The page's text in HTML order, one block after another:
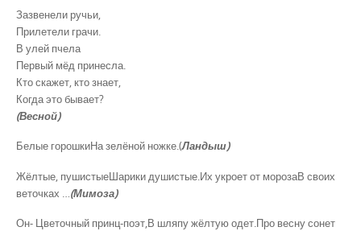
Зазвенели ручьи,
Прилетели грачи.
В улей пчела
Первый мёд принесла.
Кто скажет, кто знает,
Когда это бывает?
(Весной)
Белые горошкиНа зелёной ножке.(Ландыш)
Жёлтые, пушистыеШарики душистые.Их укроет от морозаВ своих
веточках … (Мимоза)
Он- Цветочный принц-поэт,В шляпу жёлтую одет.Про весну сонет